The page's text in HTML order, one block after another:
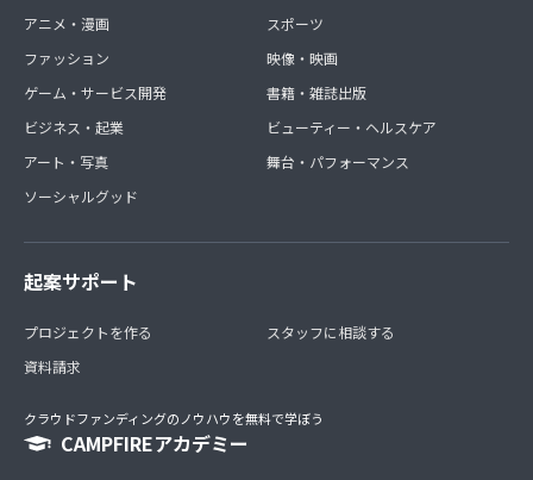
アニメ・漫画
ファッション
ゲーム・サービス開発
ビジネス・起業
アート・写真
ソーシャルグッド
スポーツ
映像・映画
書籍・雑誌出版
ビューティー・ヘルスケア
舞台・パフォーマンス
起案サポート
プロジェクトを作る
資料請求
スタッフに相談する
クラウドファンディングのノウハウを無料で学ぼう
CAMPFIREアカデミー